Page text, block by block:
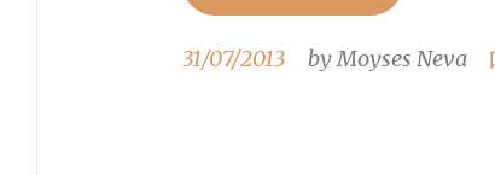
31/07/2013 byMoyses Neva